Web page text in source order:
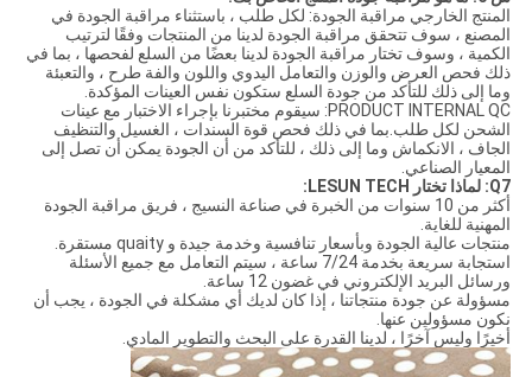
المنتج الخارجي مراقبة الجودة: لكل طلب ، باستثناء مراقبة الجودة في
المصنع ، سوف تتحقق مراقبة الجودة لدينا من المنتجات وفقًا لترتيب
الكمية ، وسوف تختار مراقبة الجودة لدينا بعضًا من السلع لفحصها ، بما في
ذلك فحص العرض والوزن والتعامل اليدوي واللون والفة طرح ، والتعبئة
وما إلى ذلك للتأكد من جودة السلع ستكون نفس العينات المؤكدة.
PRODUCT INTERNAL QC: سيقوم مختبرنا بإجراء الاختبار مع عينات
الشحن لكل طلب.بما في ذلك فحص قوة السندات ، الغسيل والتنظيف
الجاف ، الانكماش وما إلى ذلك ، للتأكد من أن الجودة يمكن أن تصل إلى
المعيار الصناعي.
Q7: لماذا تختار LESUN TECH:
أكثر من 10 سنوات من الخبرة في صناعة النسيج ، فريق مراقبة الجودة
المهنية للغاية.
منتجات عالية الجودة وبأسعار تنافسية وخدمة جيدة و quaity مستقرة.
استجابة سريعة بخدمة 7/24 ساعة ، سيتم التعامل مع جميع الأسئلة
ورسائل البريد الإلكتروني في غضون 12 ساعة.
مسؤولة عن جودة منتجاتنا ، إذا كان لديك أي مشكلة في الجودة ، يجب أن
نكون مسؤولين عنها.
أخيرًا وليس آخرًا ، لدينا القدرة على البحث والتطوير المادي.